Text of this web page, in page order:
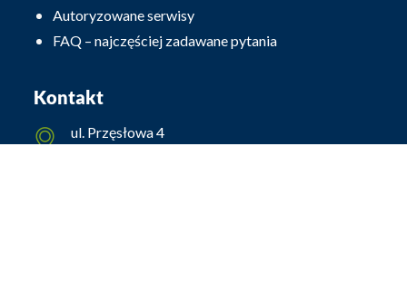
Autoryzowane serwisy
FAQ – najczęściej zadawane pytania
Kontakt
ul. Przęsłowa 4